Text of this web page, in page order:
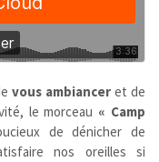
vous ambianceret de
le morceau « Camp
de dénicher de
nos oreilles si